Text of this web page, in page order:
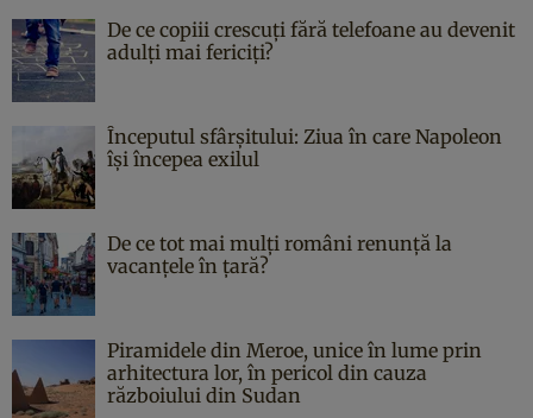
De ce copiii crescuți fără telefoane au devenit
adulți mai fericiți?
Începutul sfârşitului: Ziua în care Napoleon
îşi începea exilul
De ce tot mai mulți români renunță la
vacanțele în țară?
Piramidele din Meroe, unice în lume prin
arhitectura lor, în pericol din cauza
războiului din Sudan